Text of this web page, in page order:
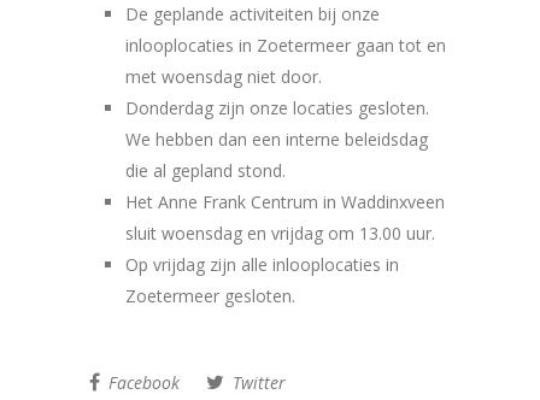
De geplande activiteiten bij onze
inlooplocaties in Zoetermeer gaan tot en
met woensdag niet door.
Donderdag zijn onze locaties gesloten.
We hebben dan een interne beleidsdag
die al gepland stond.
Het Anne Frank Centrum in Waddinxveen
sluit woensdag en vrijdag om 13.00 uur.
Op vrijdag zijn alle inlooplocaties in
Zoetermeer gesloten.
Facebook Twitter